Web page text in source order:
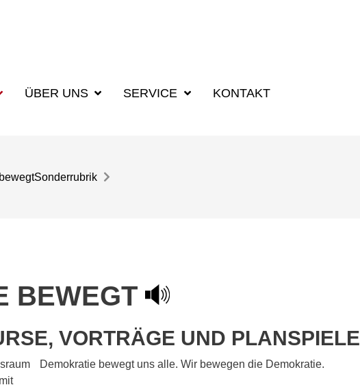
ÜBER UNS SERVICE KONTAKT
Sonderrubrik
BEWEGT
VORTRÄGE UND PLANSPIELE
Demokratie bewegt uns alle. Wir bewegen die Demokratie.